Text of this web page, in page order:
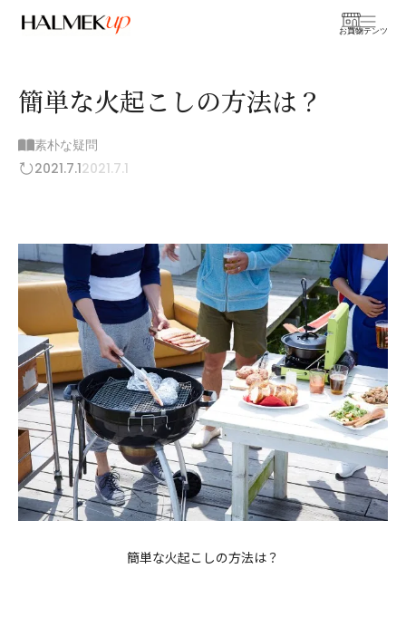
お買物
コンテンツ
簡単な火起こしの方法は？
素朴な疑問
2021.7.12021.7.1
簡単な火起こしの方法は？